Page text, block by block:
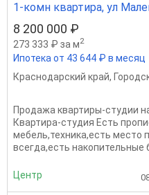
1-комн квартира, ул
8 200 000 ₽
273 333 ₽ за м2
Ипотека от 43 644 ₽ в месяц
Краснодарский край,
Продажа квартиры-студии
Квартира-студия Есть
мебель,техника,есть место
всегда,есть
Центр